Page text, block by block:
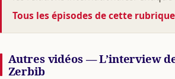
Tous les épisodes de cette rubrique
Autres vidéos — L’interview
Zerbib